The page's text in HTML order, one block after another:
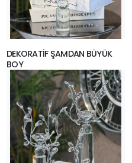
DEKORATİF ŞAMDAN BÜYÜK
BOY